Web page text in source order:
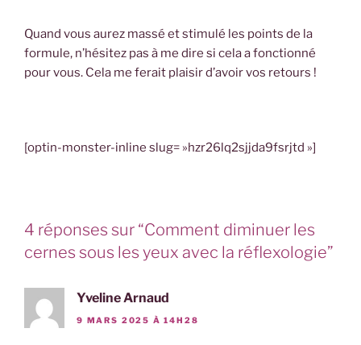
Quand vous aurez massé et stimulé les points de la
formule, n’hésitez pas à me dire si cela a fonctionné
pour vous. Cela me ferait plaisir d’avoir vos retours !
[optin-monster-inline slug= »hzr26lq2sjjda9fsrjtd »]
4 réponses sur “Comment diminuer les
cernes sous les yeux avec la réflexologie”
Yveline Arnaud
9 MARS 2025 À 14H28